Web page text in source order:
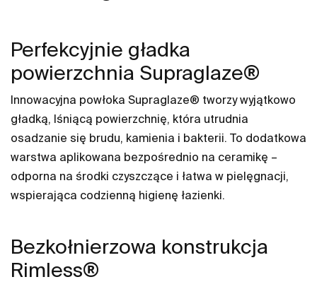
Perfekcyjnie gładka
powierzchnia Supraglaze®
Innowacyjna powłoka Supraglaze® tworzy wyjątkowo
gładką, lśniącą powierzchnię, która utrudnia
osadzanie się brudu, kamienia i bakterii. To dodatkowa
warstwa aplikowana bezpośrednio na ceramikę –
odporna na środki czyszczące i łatwa w pielęgnacji,
wspierająca codzienną higienę łazienki.
Bezkołnierzowa konstrukcja
Rimless®